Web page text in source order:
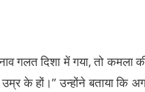
गलत दिशा में गया, तो कमला की
उम्र के हों।” उन्होंने बताया